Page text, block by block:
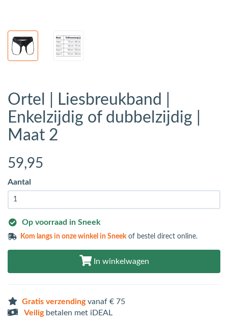
Ortel | Liesbreukband |
Enkelzijdig of dubbelzijdig |
Maat 2
59,95
Aantal
Op voorraad in Sneek
Kom langs inonze winkel in Sneek of bestel direct online.
In winkelwagen
Gratis verzendingvanaf € 75
Veiligbetalen met iDEAL